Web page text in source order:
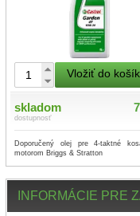
INFORMÁCIE PRE
Vložiť do
skladom
dostupnosť
Doporučený olej pre 4-taktné
motorom Briggs & Stratton